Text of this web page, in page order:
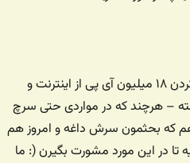
خبرها رو که تقریبا همه داریم. روسیه سعی کرده با حذف کردن ۱۸ میلیون آی پی از اینترنت و
– هرچند که در مواردی حتی سرچ
که بحثمون سرش داغه و امروز هم
تا در این مورد مشورت بگیرن (: ما